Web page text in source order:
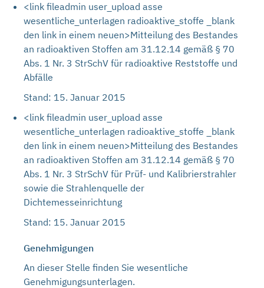
<link fileadmin user_upload asse
wesentliche_unterlagen radioaktive_stoffe _blank
den link in einem neuen>Mitteilung des Bestandes
an radioaktiven Stoffen am 31.12.14 gemäß § 70
Abs. 1 Nr. 3 StrSchV für radioaktive Reststoffe und
Abfälle
Stand: 15. Januar 2015
<link fileadmin user_upload asse
wesentliche_unterlagen radioaktive_stoffe _blank
den link in einem neuen>Mitteilung des Bestandes
an radioaktiven Stoffen am 31.12.14 gemäß § 70
Abs. 1 Nr. 3 StrSchV für Prüf- und Kalibrierstrahler
sowie die Strahlenquelle der
Dichtemesseinrichtung
Stand: 15. Januar 2015
Genehmigungen
An dieser Stelle finden Sie wesentliche
Genehmigungsunterlagen.